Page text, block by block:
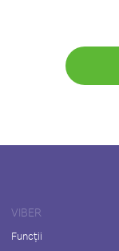
VIBER
Funcții